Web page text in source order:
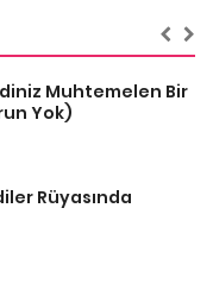
Muhtemelen Bir
Yok)
Rüyasında